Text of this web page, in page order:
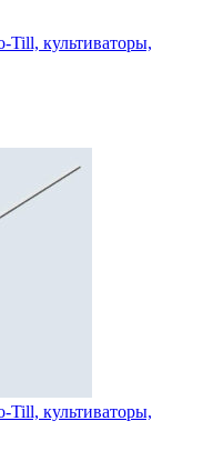
Till, культиваторы,
Till, культиваторы,